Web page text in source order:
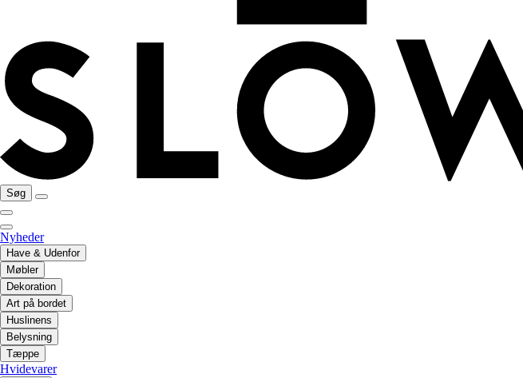
Søg
Nyheder
Have & Udenfor
Møbler
Dekoration
Art på bordet
Huslinens
Belysning
Tæppe
Hvidevarer